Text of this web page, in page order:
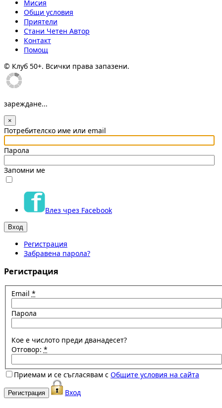
Мисия
Общи условия
Приятели
Стани Четен Автор
Контакт
Помощ
© Клуб 50+. Всички права запазени.
зареждане...
×
Потребителско име или email
Парола
Запомни ме
Влез чрез Facebook
Регистрация
Забравена парола?
Регистрация
Email *
Парола
Кое е числото преди дванадесет?
Отговор: *
Приемам и се съгласявам с Общите условия на сайта
Вход